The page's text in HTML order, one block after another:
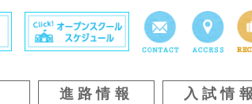
進路情報 入試情報